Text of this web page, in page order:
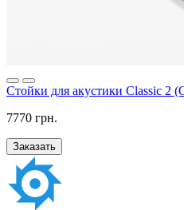
Стойки для акустики Classic 2
7770 грн.
Заказать